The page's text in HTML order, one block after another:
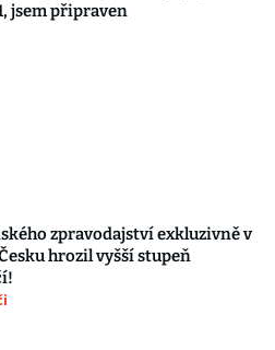
jsem připraven
zpravodajství exkluzivně v
hrozil vyšší stupeň